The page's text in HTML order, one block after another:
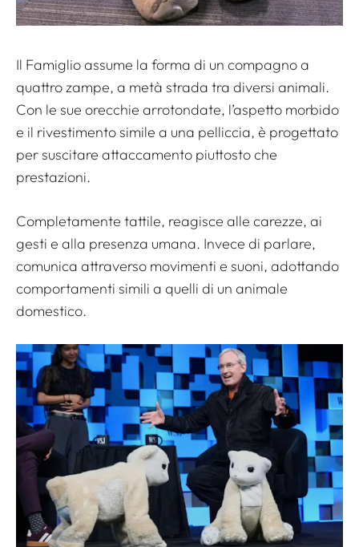
Il Famiglio assume la forma di un compagno a
quattro zampe, a metà strada tra diversi animali.
Con le sue orecchie arrotondate, l’aspetto morbido
e il rivestimento simile a una pelliccia, è progettato
per suscitare attaccamento piuttosto che
prestazioni.
Completamente tattile, reagisce alle carezze, ai
gesti e alla presenza umana. Invece di parlare,
comunica attraverso movimenti e suoni, adottando
comportamenti simili a quelli di un animale
domestico.